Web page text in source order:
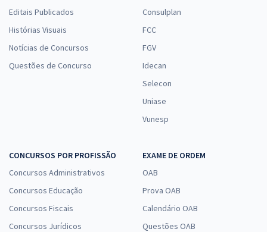
Editais Publicados
Histórias Visuais
Notícias de Concursos
Questões de Concurso
Consulplan
FCC
FGV
Idecan
Selecon
Uniase
Vunesp
CONCURSOS POR PROFISSÃO
Concursos Administrativos
Concursos Educação
Concursos Fiscais
Concursos Jurídicos
EXAME DE ORDEM
OAB
Prova OAB
Calendário OAB
Questões OAB